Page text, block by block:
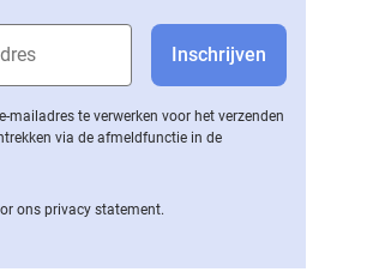
te verwerken voor het verzenden
via de af­meld­func­tie in de
ons privacy statement.